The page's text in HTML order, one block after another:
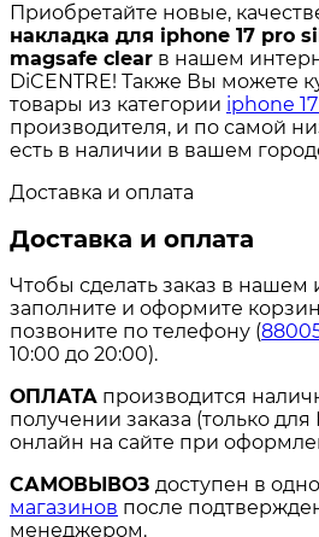
Приобретайте новые,
накладка для iphone 17 pro
magsafe clear в нашем
DiCENTRE! Также Вы можете
товары из категории iphone
производителя, и по самой
есть в наличии в вашем
Доставка и оплата
Доставка и оплата
Чтобы сделать заказ в нашем
заполните и оформите
позвоните по телефону (
10:00 до 20:00).
ОПЛАТА производится
получении заказа (только
онлайн на сайте при
САМОВЫВОЗ доступен в
магазинов после
менеджером.